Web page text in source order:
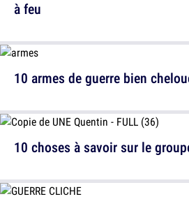
10 armes de guerre bien
à feu
10 choses à savoir sur le